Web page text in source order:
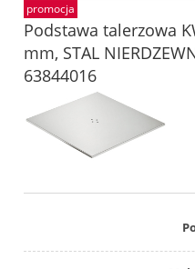
Podstawa talerzowa
mm, STAL
63844016
promocja